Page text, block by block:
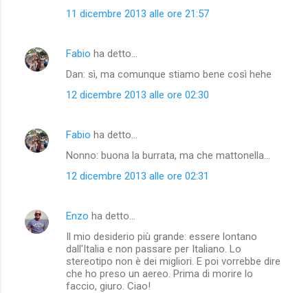
11 dicembre 2013 alle ore 21:57
Fabio ha detto…
Dan: sì, ma comunque stiamo bene così hehe
12 dicembre 2013 alle ore 02:30
Fabio ha detto…
Nonno: buona la burrata, ma che mattonella...
12 dicembre 2013 alle ore 02:31
Enzo ha detto…
Il mio desiderio più grande: essere lontano
dall'Italia e non passare per Italiano. Lo
stereotipo non è dei migliori. E poi vorrebbe dire
che ho preso un aereo. Prima di morire lo
faccio, giuro. Ciao!